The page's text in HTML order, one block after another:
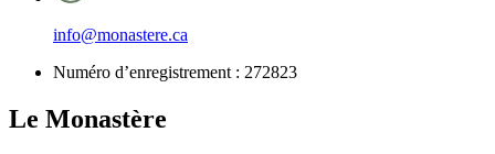
info@monastere.ca
Numéro d’enregistrement : 272823
Le Monastère